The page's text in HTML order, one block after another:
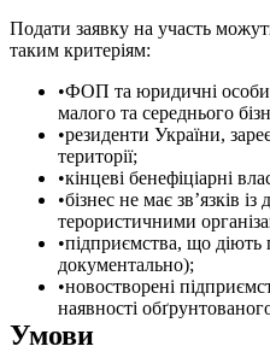
Подати заявку на участь
таким критеріям:
ФОП та юридичні
малого та середнього
резиденти України,
території;
кінцеві бенефіціарні
бізнес не має зв’язків
терористичними
підприємства, що діють
документально);
новостворені
наявності
Умови